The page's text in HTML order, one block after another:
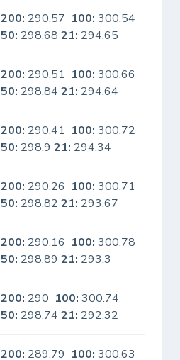
200: 290.57 100: 300.54
50: 298.6821: 294.65
200: 290.51 100: 300.66
50: 298.8421: 294.64
200: 290.41 100: 300.72
50: 298.921: 294.34
200: 290.26 100: 300.71
50: 298.8221: 293.67
200: 290.16 100: 300.78
50: 298.8921: 293.3
200: 290 100: 300.74
50: 298.7421: 292.32
200: 289.79 100: 300.63